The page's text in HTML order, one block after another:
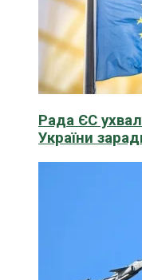
Рада ЄС
України